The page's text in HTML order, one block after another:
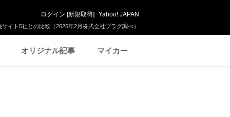
イト5社との比較（2026年2月株式会社プラグ調べ）
ログイン [新規取得] Yahoo! JAPAN
オリジナル記事 マイカー